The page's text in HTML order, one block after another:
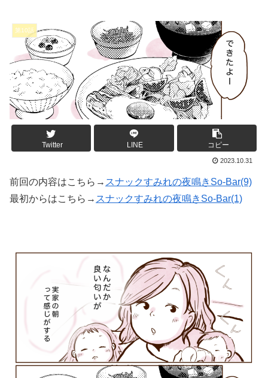
第10話
Twitter LINE コピー
2023.10.31
前回の内容はこちら→ スナックすみれの夜鳴きSo-Bar(9)
最初からはこちら→ スナックすみれの夜鳴きSo-Bar(1)